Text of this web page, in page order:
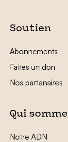
Soutien
Abonnements
Faites un don
Nos partenaires
Qui
Notre ADN